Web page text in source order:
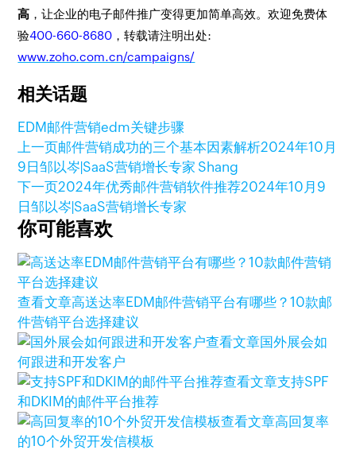
高 ，让企业的电子邮件推广变得更加简单高效。欢迎免费体
验400-660-8680 ，转载请注明出处:
www.zoho.com.cn/campaigns/
相关话题
EDM 邮件营销edm关键步骤
上一页邮件营销成功的三个基本因素解析2024年10月
9日邹以岑|SaaS营销增长专家 Shang
下一页2024年优秀邮件营销软件推荐2024年10月9
日邹以岑|SaaS营销增长专家
你可能喜欢
查看文章高送达率EDM邮件营销平台有哪些？10款邮
件营销平台选择建议
查看文章国外展会如
何跟进和开发客户
查看文章支持SPF
和DKIM的邮件平台推荐
查看文章高回复率
的10个外贸开发信模板